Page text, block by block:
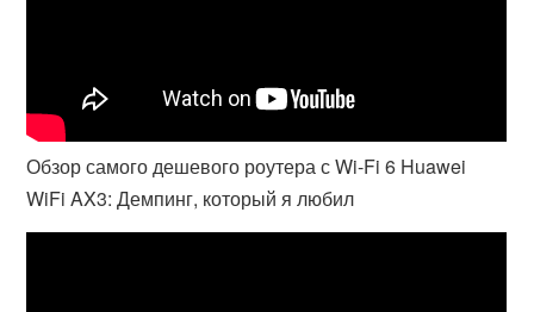
Обзор самого дешевого роутера с Wi-Fi 6 Huawei
WiFi AX3: Демпинг, который я любил